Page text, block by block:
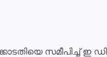
സമീപിച്ച് ഇ ഡി